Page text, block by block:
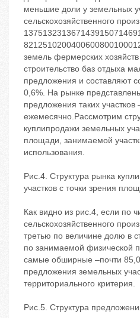
меньшие доли у земельных
сельскохозяйственного
земель фермерских хозяйств
строительство баз отдыха
предложения и составляют
0,6%. На рынке
предложения таких
ежемесячно.Рассмотрим
куплипродажи земельных
площади, занимаемой
использования.
Рис.4. Структура рынка
участков с точки зрения
Как видно из рис.4, если по
сельскохозяйственного
третью по величине долю в
по занимаемой физической
самые обширные –почти
предложения земельных
территориального критерия.
Рис.5. Структура